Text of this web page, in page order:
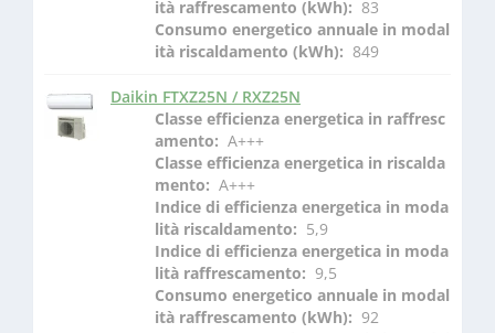
ità raffrescamento (kWh): 83
Consumo energetico annuale in modal
ità riscaldamento (kWh): 849
Daikin FTXZ25N / RXZ25N
Classe efficienza energetica in raffresc
amento: A+++
Classe efficienza energetica in riscalda
mento: A+++
Indice di efficienza energetica in moda
lità riscaldamento: 5,9
Indice di efficienza energetica in moda
lità raffrescamento: 9,5
Consumo energetico annuale in modal
ità raffrescamento (kWh): 92